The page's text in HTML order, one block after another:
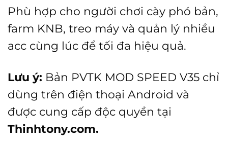
Phù hợp cho người chơi cày phó bản,
farm KNB, treo máy và quản lý nhiều
acc cùng lúc để tối đa hiệu quả.
Lưu ý: Bản PVTK MOD SPEED V35 chỉ
dùng trên điện thoại Android và
được cung cấp độc quyền tại
Thinhtony.com.